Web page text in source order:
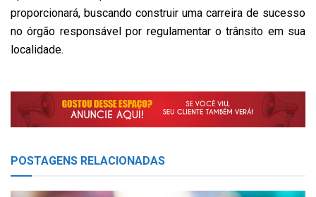
proporcionará, buscando construir uma carreira de sucesso
no órgão responsável por regulamentar o trânsito em sua
localidade.
POSTAGENS RELACIONADAS